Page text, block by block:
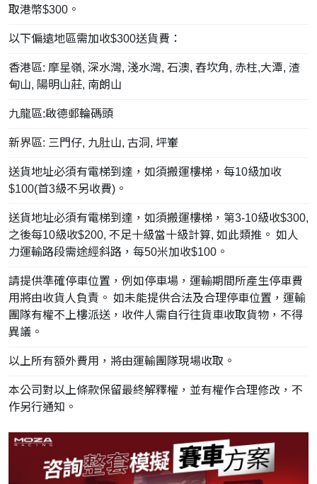
取港幣$300。
以下偏遠地區需加收$300送貨費：
香港區: 摩星嶺, 深水灣, 淺水灣, 石澳, 舂坎角, 赤柱,大潭, 渣
甸山, 陽明山莊, 南朗山
九龍區:啟德郵輪碼頭
新界區: 三門仔, 九肚山, 古洞, 坪輋
送貨地址必須有電梯到達，如須搬運樓梯，每10級加收
$100(首3級不另收費)。
送貨地址必須有電梯到達，如須搬運樓梯，第3-10級收$300,
之後每10級收$200, 不足十級當十級計算, 如此類推。 如人
力運輸路段需途經斜路，每50米加收$100。
請提供準確停車位置，例如停車場，運輸期間所產生停車費
用將由收貨人負責。 如未能提供合法及合理停車位置，運輸
團隊有權不上樓派送，收件人需自行往貨車收取貨物，不得
異議。
以上所有額外費用，將由運輸團隊現場收取。
本公司對以上條款保留最終解釋權，並有權作合理修改，不
作另行通知。